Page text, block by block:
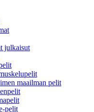
julkaisut
maailman pelit
pelit